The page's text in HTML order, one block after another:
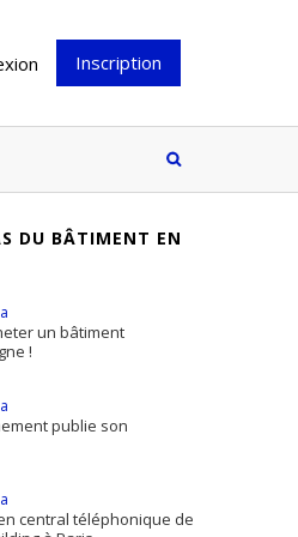
Inscription
ses formes a-t-
un monde
bains : gagner
DU BÂTIMENT EN
un bâtiment
!
publie son
central téléphonique de